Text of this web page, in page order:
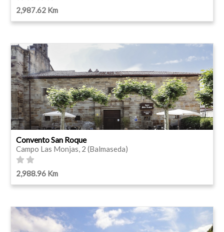
2,987.62 Km
Convento San Roque
Campo Las Monjas, 2 (Balmaseda)
2,988.96 Km